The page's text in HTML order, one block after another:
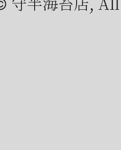
守半海苔店,